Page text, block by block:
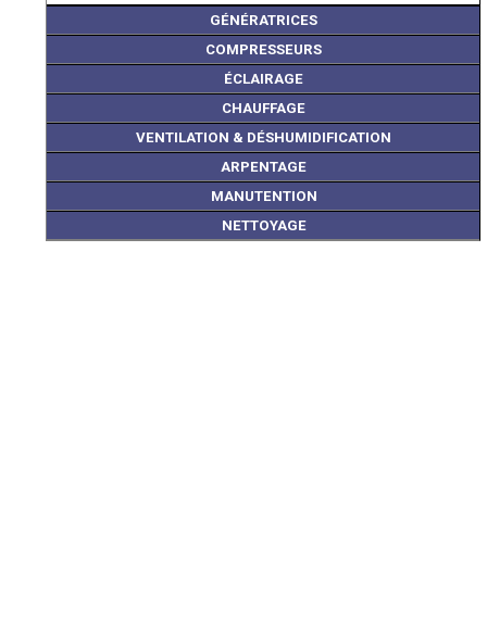
GÉNÉRATRICES
COMPRESSEURS
ÉCLAIRAGE
CHAUFFAGE
VENTILATION & DÉSHUMIDIFICATION
ARPENTAGE
MANUTENTION
NETTOYAGE